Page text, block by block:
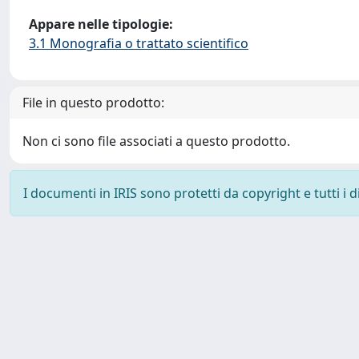
Appare nelle tipologie:
3.1 Monografia o trattato scientifico
File in questo prodotto:
Non ci sono file associati a questo prodotto.
I documenti in IRIS sono protetti da copyright e tutti i